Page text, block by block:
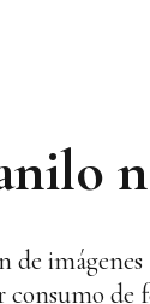
imágenes
consumo